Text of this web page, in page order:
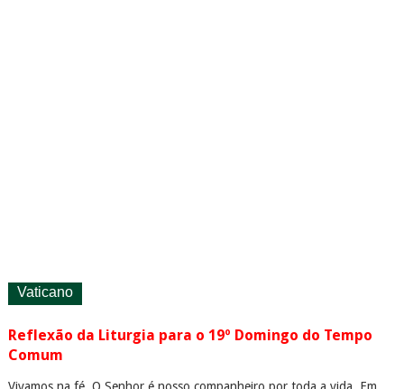
Vaticano
Reflexão da Liturgia para o 19º Domingo do Tempo
Comum